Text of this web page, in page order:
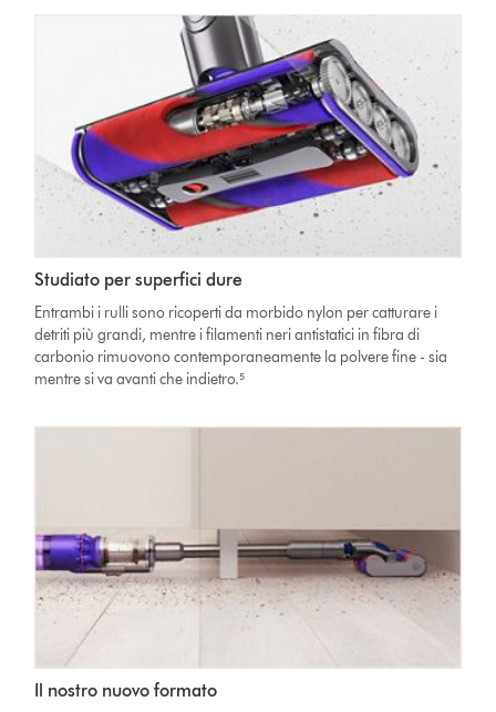
Studiato per superfici dure
Entrambi i rulli sono ricoperti da morbido nylon per catturare i
detriti più grandi, mentre i filamenti neri antistatici in fibra di
carbonio rimuovono contemporaneamente la polvere fine - sia
mentre si va avanti che indietro.⁵
Il nostro nuovo formato